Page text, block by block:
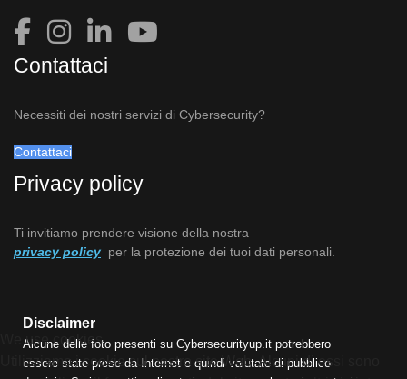
Contattaci
Necessiti dei nostri servizi di Cybersecurity?
Contattaci
Privacy policy
Ti invitiamo prendere visione della nostra
privacy policy per la protezione dei tuoi dati personali.
Disclaimer
Alcune delle foto presenti su Cybersecurityup.it potrebbero
essere state prese da Internet e quindi valutate di pubblico
We use cookies
Utilizziamo i cookie sul nostro sito Web. Alcuni di essi sono